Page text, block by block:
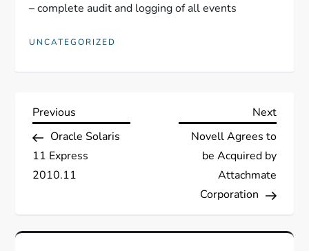
– complete audit and logging of all events
UNCATEGORIZED
N
a
v
Previous
Post
Previous
Oracle Solaris
11 Express
2010.11
Next
Next
Novell Agrees to
be Acquired by
Attachmate
Corporation